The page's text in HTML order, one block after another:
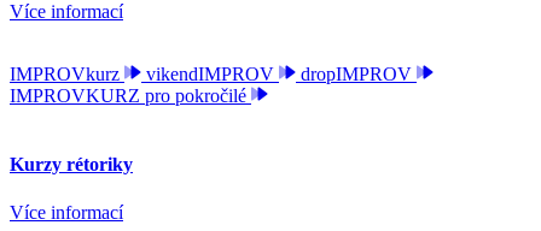
Více informací
IMPROVkurz vikendIMPROV
dropIMPROV
IMPROVKURZ pro pokročilé
Kurzy rétoriky
Více informací